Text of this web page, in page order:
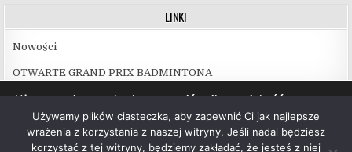
LINKI
Nowości
OTWARTE GRAND PRIX BADMINTONA
Używamy ciasteczek, aby zapewnić najlepszą jakość
korzystania z naszej witryny.
Więcej informacji na temat plików ciasteczka, których
używamy, oraz możliwości ich wyłączenia znajdziesz w
Używamy plików ciasteczka, aby zapewnić Ci jak najlepsze
wrażenia z korzystania z naszej witryny. Jeśli nadal będziesz
korzystać z tej witryny, będziemy zakładać, że jesteś z niej